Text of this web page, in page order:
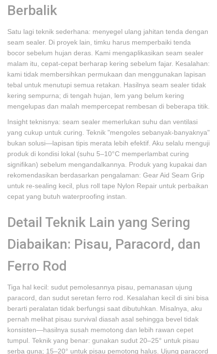
Berbalik
Satu lagi teknik sederhana: menyegel ulang jahitan tenda dengan
seam sealer. Di proyek lain, timku harus memperbaiki tenda
bocor sebelum hujan deras. Kami mengaplikasikan seam sealer
malam itu, cepat-cepat berharap kering sebelum fajar. Kesalahan:
kami tidak membersihkan permukaan dan menggunakan lapisan
tebal untuk menutupi semua retakan. Hasilnya seam sealer tidak
kering sempurna; di tengah hujan, lem yang belum kering
mengelupas dan malah mempercepat rembesan di beberapa titik.
Insight teknisnya: seam sealer memerlukan suhu dan ventilasi
yang cukup untuk curing. Teknik "mengoles sebanyak-banyaknya"
bukan solusi—lapisan tipis merata lebih efektif. Aku selalu menguji
produk di kondisi lokal (suhu 5–10°C memperlambat curing
signifikan) sebelum mengandalkannya. Produk yang kupakai dan
rekomendasikan berdasarkan pengalaman: Gear Aid Seam Grip
untuk re-sealing kecil, plus roll tape Nylon Repair untuk perbaikan
cepat yang butuh waterproofing instan.
Detail Teknik Lain yang Sering
Diabaikan: Pisau, Paracord, dan
Ferro Rod
Tiga hal kecil: sudut pemolesannya pisau, pemanasan ujung
paracord, dan sudut seretan ferro rod. Kesalahan kecil di sini bisa
berarti peralatan tidak berfungsi saat dibutuhkan. Misalnya, aku
pernah melihat pisau survival diasah asal sehingga bevel tidak
konsisten—hasilnya susah memotong dan lebih rawan cepet
tumpul. Teknik yang benar: gunakan sudut 20–25° untuk pisau
serba guna; 15–20° untuk pisau pemotong halus. Ujung paracord